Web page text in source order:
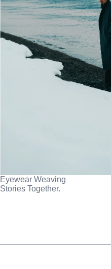
Eyewear Weaving
Stories Together.